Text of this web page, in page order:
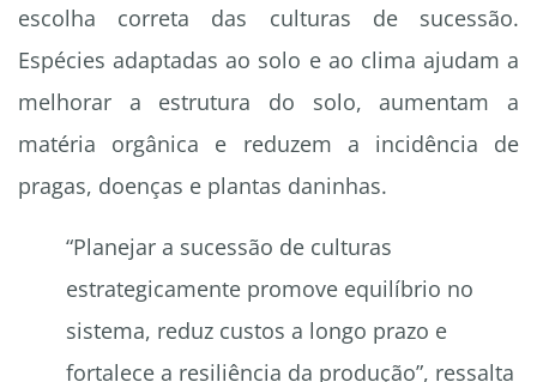
escolha correta das culturas de sucessão.
Espécies adaptadas ao solo e ao clima ajudam a
melhorar a estrutura do solo, aumentam a
matéria orgânica e reduzem a incidência de
pragas, doenças e plantas daninhas.
“Planejar a sucessão de culturas
estrategicamente promove equilíbrio no
sistema, reduz custos a longo prazo e
fortalece a resiliência da produção”, ressalta